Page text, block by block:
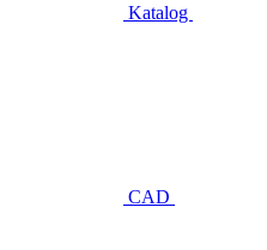
Katalog
CAD